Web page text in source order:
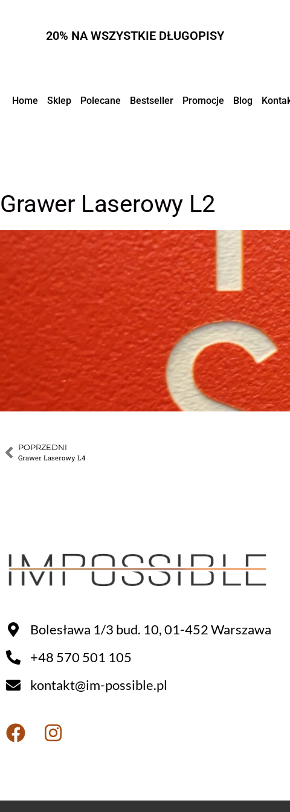
20% NA WSZYSTKIE DŁUGOPISY
Home Sklep Polecane Bestseller Promocje Blog
Grawer Laserowy L2
POPRZEDNI
Grawer Laserowy L4
Bolesława 1/3 bud. 10, 01-452 Warszawa
+48 570 501 105
kontakt@im-possible.pl